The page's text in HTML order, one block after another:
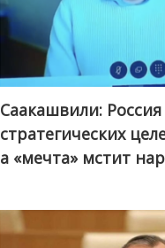
Саакашвили: Россия
стратегических
а «мечта» мстит